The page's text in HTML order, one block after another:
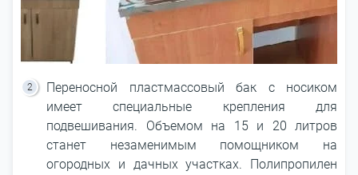
Переносной пластмассовый бак с носиком
имеет специальные крепления для
подвешивания. Объемом на 15 и 20 литров
станет незаменимым помощником на
огородных и дачных участках. Полипропилен